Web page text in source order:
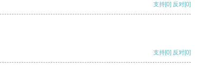
支持[0] 反对[0]
支持[0] 反对[0]